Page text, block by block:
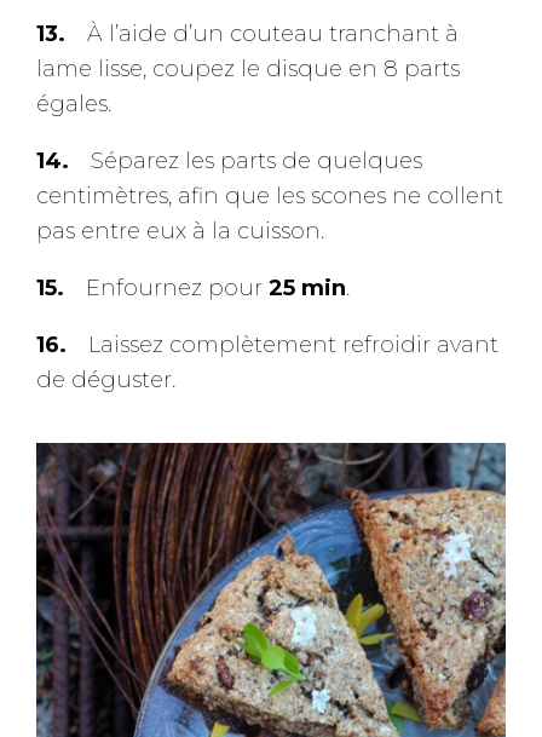
À l’aide d’un couteau tranchant à
lame lisse, coupez le disque en 8 parts
égales.
Séparez les parts de quelques
centimètres, afin que les scones ne collent
pas entre eux à la cuisson.
Enfournez pour 25 min.
Laissez complètement refroidir avant
de déguster.